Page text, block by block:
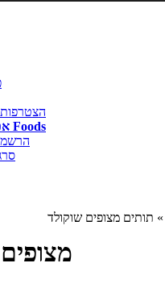
הצטרפות
אפליקציית Foods
» תותים מצופים שוקולד